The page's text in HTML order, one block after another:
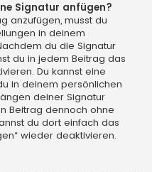
Signatur anfügen?
anzufügen, musst du
in deinem
du die Signatur
du in jedem Beitrag das
Du kannst eine
in deinem persönlichen
deiner Signatur
Beitrag dennoch ohne
du dort einfach das
wieder deaktivieren.